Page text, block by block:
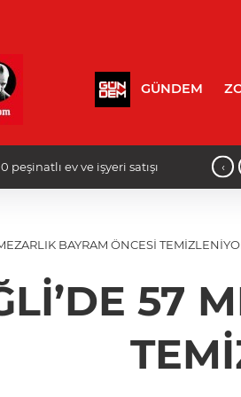
GÜNDEM
bulundu! ‹
BAYRAM ÖNCESİ
57